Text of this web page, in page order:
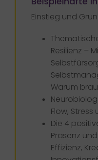
Einstieg und
Resilienz –
Warum
Flow,
Die 4
Präsenz
Effizienz,